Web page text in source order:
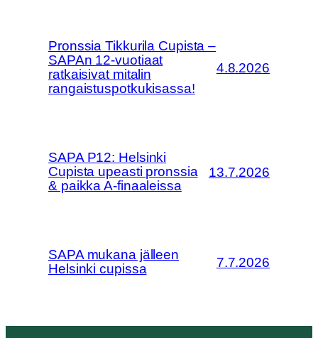
Pronssia Tikkurila Cupista –
SAPAn 12-vuotiaat
ratkaisivat mitalin
rangaistuspotkukisassa!
4.8.2026
SAPA P12: Helsinki
Cupista upeasti pronssia
& paikka A-finaaleissa
13.7.2026
SAPA mukana jälleen
Helsinki cupissa
7.7.2026